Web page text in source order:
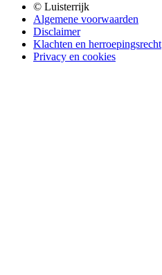
© Luisterrijk
Algemene voorwaarden
Disclaimer
Klachten en herroepingsrecht
Privacy en cookies